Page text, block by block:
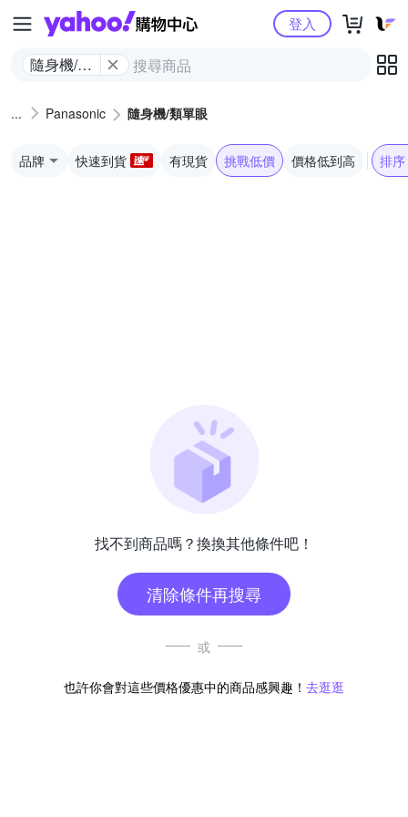
Yahoo購物中心
隨身機/類
登入
Panasonic 隨身機/類單眼
品牌 快速到貨 有現貨 挑戰低價 價格低到高 排序
找不到商品嗎？換換其他條件吧！
清除條件再搜尋
或
也許你會對這些價格優惠中的商品感興趣！ 去逛逛